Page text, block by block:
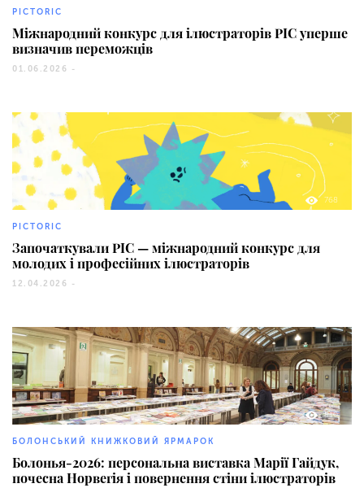
PICTORIC
Міжнародний конкурс для ілюстраторів PIC уперше
визначив переможців
01.06.2026 -
768
PICTORIC
Започаткували PIC — міжнародний конкурс для
молодих і професійних ілюстраторів
12.04.2026 -
810
БОЛОНСЬКИЙ КНИЖКОВИЙ ЯРМАРОК
Болонья-2026: персональна виставка Марії Гайдук,
почесна Норвегія і повернення стіни ілюстраторів